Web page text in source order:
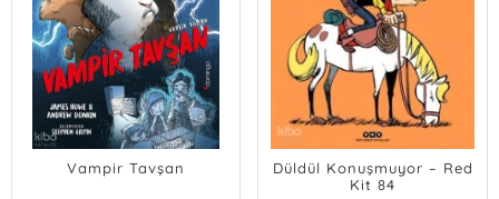
Vampir Tavşan
Düldül Konuşmuyor – Red
Kit 84